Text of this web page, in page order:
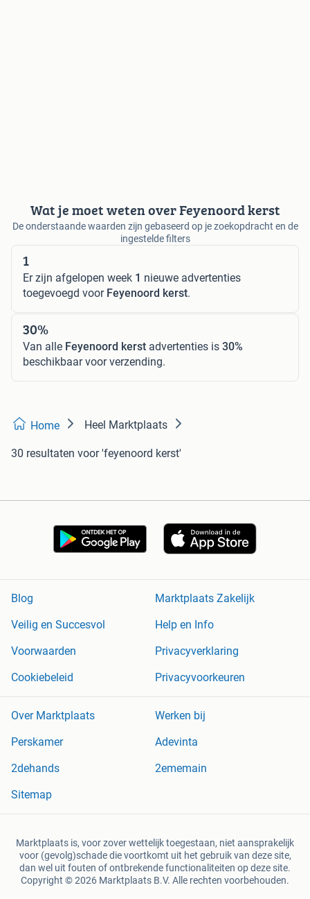
Wat je moet weten over Feyenoord kerst
De onderstaande waarden zijn gebaseerd op je zoekopdracht en de
ingestelde filters
1
Er zijn afgelopen week 1 nieuwe advertenties
toegevoegd voor Feyenoord kerst.
30%
Van alle Feyenoord kerst advertenties is 30%
beschikbaar voor verzending.
Home Heel Marktplaats
30 resultaten voor 'feyenoord kerst'
Blog
Marktplaats Zakelijk
Veilig en Succesvol
Help en Info
Voorwaarden
Privacyverklaring
Cookiebeleid
Privacyvoorkeuren
Over Marktplaats
Werken bij
Perskamer
Adevinta
2dehands
2ememain
Sitemap
Marktplaats is, voor zover wettelijk toegestaan, niet aansprakelijk
voor (gevolg)schade die voortkomt uit het gebruik van deze site,
dan wel uit fouten of ontbrekende functionaliteiten op deze site.
Copyright © 2026 Marktplaats B.V. Alle rechten voorbehouden.